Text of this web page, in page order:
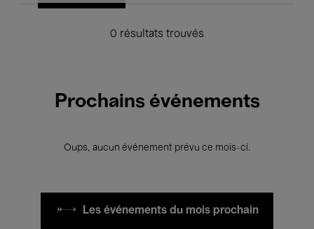
0 résultats trouvés
Prochains événements
Oups, aucun événement prévu ce mois-ci.
Les événements du mois prochain